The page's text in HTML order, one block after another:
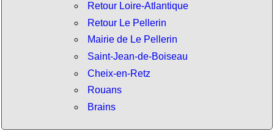
Retour Loire-Atlantique
Retour Le Pellerin
Mairie de Le Pellerin
Saint-Jean-de-Boiseau
Cheix-en-Retz
Rouans
Brains